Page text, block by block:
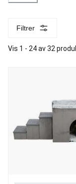
Filtrer
Vis 1 - 24 av 32